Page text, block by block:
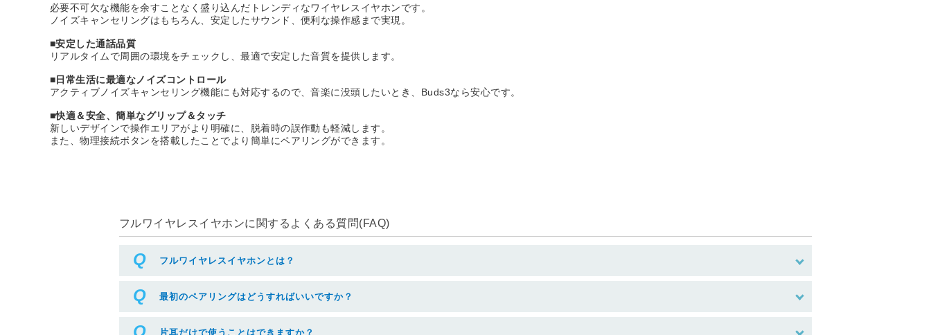
必要不可欠な機能を余すことなく盛り込んだトレンディなワイヤレスイヤホンです。
ノイズキャンセリングはもちろん、安定したサウンド、便利な操作感まで実現。
■安定した通話品質
リアルタイムで周囲の環境をチェックし、最適で安定した音質を提供します。
■日常生活に最適なノイズコントロール
アクティブノイズキャンセリング機能にも対応するので、音楽に没頭したいとき、Buds3なら安心です。
■快適＆安全、簡単なグリップ＆タッチ
新しいデザインで操作エリアがより明確に、脱着時の誤作動も軽減します。
また、物理接続ボタンを搭載したことでより簡単にペアリングができます。
フルワイヤレスイヤホンに関するよくある質問(FAQ)
フルワイヤレスイヤホンとは？
最初のペアリングはどうすればいいですか？
片耳だけで使うことはできますか？